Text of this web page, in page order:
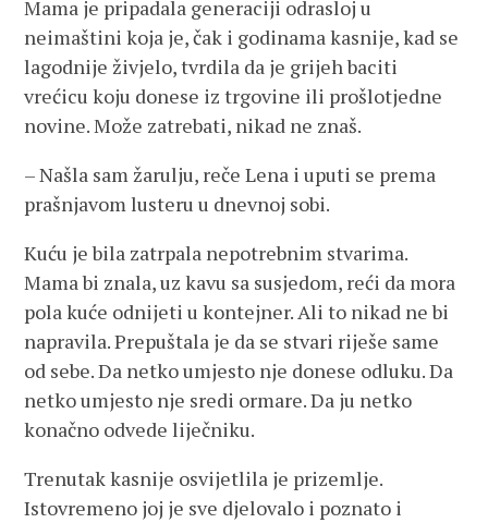
Mama je pripadala generaciji odrasloj u
neimaštini koja je, čak i godinama kasnije, kad se
lagodnije živjelo, tvrdila da je grijeh baciti
vrećicu koju donese iz trgovine ili prošlotjedne
novine. Može zatrebati, nikad ne znaš.
– Našla sam žarulju, reče Lena i uputi se prema
prašnjavom lusteru u dnevnoj sobi.
Kuću je bila zatrpala nepotrebnim stvarima.
Mama bi znala, uz kavu sa susjedom, reći da mora
pola kuće odnijeti u kontejner. Ali to nikad ne bi
napravila. Prepuštala je da se stvari riješe same
od sebe. Da netko umjesto nje donese odluku. Da
netko umjesto nje sredi ormare. Da ju netko
konačno odvede liječniku.
Trenutak kasnije osvijetlila je prizemlje.
Istovremeno joj je sve djelovalo i poznato i